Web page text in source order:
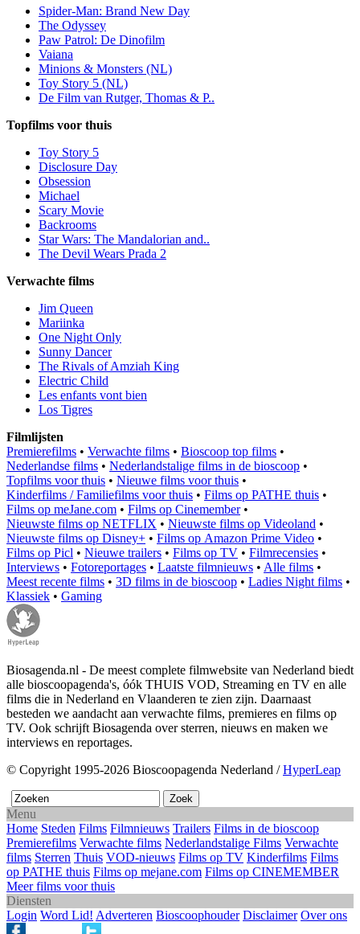
Spider-Man: Brand New Day
The Odyssey
Paw Patrol: De Dinofilm
Vaiana
Minions & Monsters (NL)
Toy Story 5 (NL)
De Film van Rutger, Thomas & P..
Topfilms voor thuis
Toy Story 5
Disclosure Day
Obsession
Michael
Scary Movie
Backrooms
Star Wars: The Mandalorian and..
The Devil Wears Prada 2
Verwachte films
Jim Queen
Mariinka
One Night Only
Sunny Dancer
The Rivals of Amziah King
Electric Child
Les enfants vont bien
Los Tigres
Filmlijsten
Premierefilms • Verwachte films • Bioscoop top films •
Nederlandse films • Nederlandstalige films in de bioscoop •
Topfilms voor thuis • Nieuwe films voor thuis •
Kinderfilms / Familiefilms voor thuis • Films op PATHE thuis •
Films op meJane.com • Films op Cinemember•
Nieuwste films op NETFLIX • Nieuwste films op Videoland •
Nieuwste films op Disney+ • Films op Amazon Prime Video •
Films op Picl • Nieuwe trailers • Films op TV • Filmrecensies •
Interviews • Fotoreportages • Laatste filmnieuws • Alle films •
Meest recente films • 3D films in de bioscoop • Ladies Night films •
Klassiek • Gaming
Biosagenda.nl - De meest complete filmwebsite van Nederland biedt
alle bioscoopagenda's, óók THUIS VOD, Streaming en TV en alle
films die in Nederland en Vlaanderen te zien zijn. Daarnaast
besteden we aandacht aan verwachte films, premieres en films op
TV. Ook schrijft Biosagenda over sterren, nieuws en maken we
interviews en reportages.
© Copyright 1995-2026 Bioscoopagenda Nederland /HyperLeap
Menu
Home Steden Films Filmnieuws Trailers Films in de bioscoop
Premierefilms Verwachte films Nederlandstalige Films Verwachte
films Sterren Thuis VOD-nieuws Films op TV Kinderfilms Films
op PATHE thuis Films op mejane.com Films op CINEMEMBER
Meer films voor thuis
Diensten
Login Word Lid! Adverteren Bioscoophouder Disclaimer Over ons